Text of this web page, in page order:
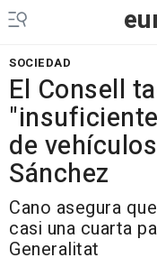
SOCIEDAD
El Consell
de
Sánchez
Cano asegura
casi una cuarta
Generalitat